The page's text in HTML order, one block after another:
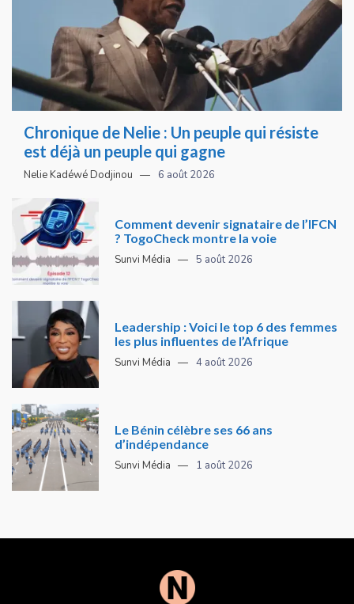
Chronique de Nelie : Un peuple qui résiste
est déjà un peuple qui gagne
Nelie Kadéwé Dodjinou 6 août 2026
Comment devenir signataire de l’IFCN
? TogoCheck montre la voie
Sunvi Média 5 août 2026
Leadership : Voici le top 6 des femmes
les plus influentes de l’Afrique
Sunvi Média 4 août 2026
Le Bénin célèbre ses 66 ans
d’indépendance
Sunvi Média 1 août 2026